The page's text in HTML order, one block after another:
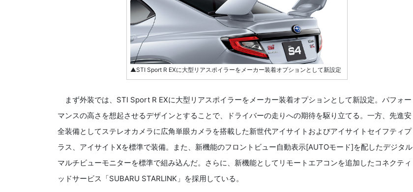
▲STI Sport R EXに大型リアスポイラーをメーカー装着オプションとして新設定
まず外装では、STI Sport R EXに大型リアスポイラーをメーカー装着オプションとして新設定。パフォー
マンスの高さを想起させるデザインとすることで、ドライバーの走りへの期待を駆り立てる。一方、先進安
全装備としてステレオカメラに広角単眼カメラを搭載した新世代アイサイトおよびアイサイトセイフティプ
ラス、アイサイトXを標準で装備。また、新機能のフロントビュー自動表示[AUTOモード]を配したデジタル
マルチビューモニターを標準で組み込んだ。さらに、新機能としてリモートエアコンを追加したコネクティ
ッドサービス「SUBARU STARLINK」を採用している。